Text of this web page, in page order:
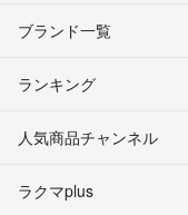
ブランド一覧
ランキング
人気商品チャンネル
ラクマplus